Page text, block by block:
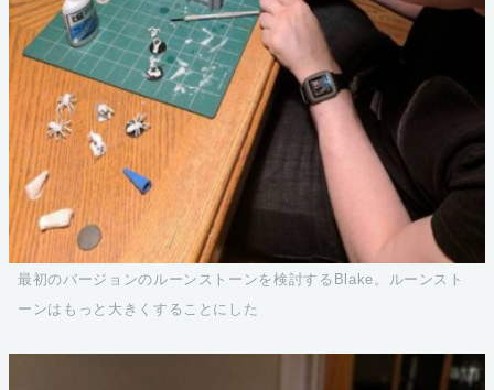
最初のバージョンのルーンストーンを検討するBlake。ルーンスト
ーンはもっと大きくすることにした